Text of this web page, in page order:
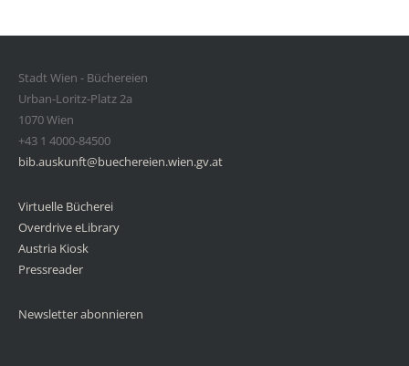
Stadt Wien - Büchereien
Urban-Loritz-Platz 2a
1070 Wien
+43 1 4000-84500
bib.auskunft@buechereien.wien.gv.at
Virtuelle Bücherei
Overdrive eLibrary
Austria Kiosk
Pressreader
Newsletter abonnieren